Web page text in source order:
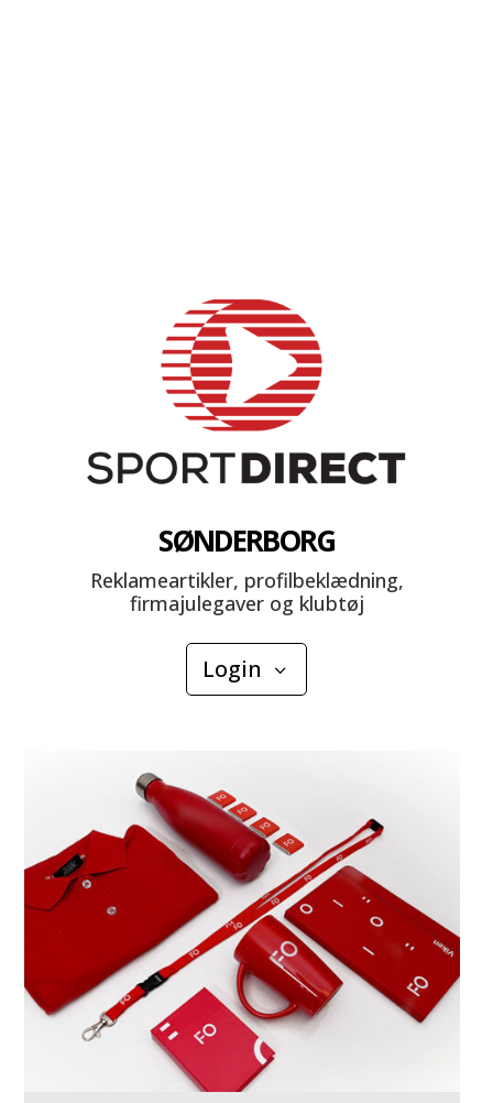
SØNDERBORG
Reklameartikler, profilbeklædning,
firmajulegaver og klubtøj
Login